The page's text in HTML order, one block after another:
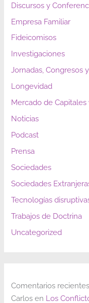
Discursos y
Empresa Familiar
Fideicomisos
Investigaciones
Jornadas, Congresos
Longevidad
Mercado de Capitales
Noticias
Podcast
Prensa
Sociedades
Sociedades
Tecnologías
Trabajos de Doctrina
Uncategorized
Comentarios recientes
Carlos en Los